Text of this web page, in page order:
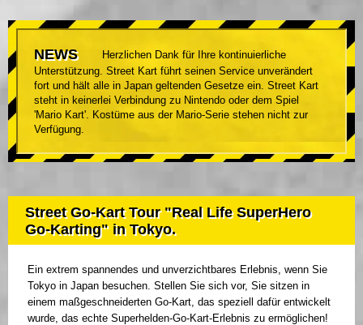
NEWS
Herzlichen Dank für Ihre kontinuierliche
Unterstützung. Street Kart führt seinen Service unverändert
fort und hält alle in Japan geltenden Gesetze ein. Street Kart
steht in keinerlei Verbindung zu Nintendo oder dem Spiel
'Mario Kart'. Kostüme aus der Mario-Serie stehen nicht zur
Verfügung.
Street Go-Kart Tour "Real Life SuperHero
Go-Karting" in Tokyo.
Ein extrem spannendes und unverzichtbares Erlebnis, wenn Sie
Tokyo in Japan besuchen. Stellen Sie sich vor, Sie sitzen in
einem maßgeschneiderten Go-Kart, das speziell dafür entwickelt
wurde, das echte Superhelden-Go-Kart-Erlebnis zu ermöglichen!